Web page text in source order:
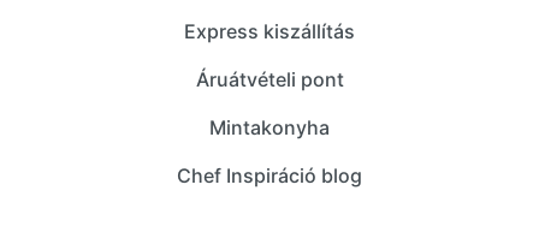
Express kiszállítás
Áruátvételi pont
Mintakonyha
Chef Inspiráció blog